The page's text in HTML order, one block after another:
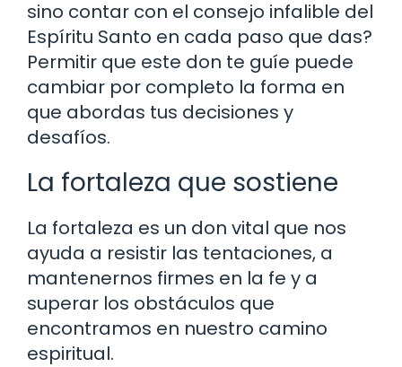
sino contar con el consejo infalible del
Espíritu Santo en cada paso que das?
Permitir que este don te guíe puede
cambiar por completo la forma en
que abordas tus decisiones y
desafíos.
La fortaleza que sostiene
La fortaleza es un don vital que nos
ayuda a resistir las tentaciones, a
mantenernos firmes en la fe y a
superar los obstáculos que
encontramos en nuestro camino
espiritual.